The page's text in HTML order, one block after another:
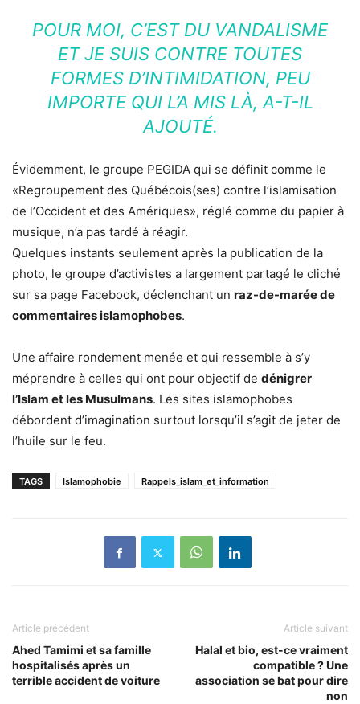
POUR MOI, C’EST DU VANDALISME
ET JE SUIS CONTRE TOUTES
FORMES D’INTIMIDATION, PEU
IMPORTE QUI L’A MIS LÀ, A-T-IL
AJOUTÉ.
Évidemment, le groupe PEGIDA qui se définit comme le
«Regroupement des Québécois(ses) contre l’islamisation
de l’Occident et des Amériques», réglé comme du papier à
musique, n’a pas tardé à réagir.
Quelques instants seulement après la publication de la
photo, le groupe d’activistes a largement partagé le cliché
sur sa page Facebook, déclenchant un raz-de-marée de
commentaires islamophobes.
Une affaire rondement menée et qui ressemble à s’y
méprendre à celles qui ont pour objectif de dénigrer
l’Islam et les Musulmans. Les sites islamophobes
débordent d’imagination surtout lorsqu’il s’agit de jeter de
l’huile sur le feu.
TAGS Islamophobie Rappels_islam_et_information
Article précédent
Ahed Tamimi et sa famille
hospitalisés après un
terrible accident de voiture
Article suivant
Halal et bio, est-ce vraiment
compatible ? Une
association se bat pour dire
non